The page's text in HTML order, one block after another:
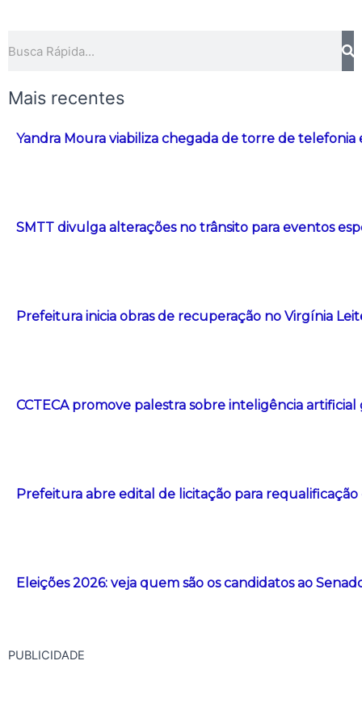
Mais recentes
Yandra Moura viabiliza chegada de torre de telefonia
SMTT divulga alterações no trânsito para eventos
Prefeitura inicia obras de recuperação no Virgínia
CCTECA promove palestra sobre inteligência
Prefeitura abre edital de licitação para
Eleições 2026: veja quem são os candidatos ao
PUBLICIDADE